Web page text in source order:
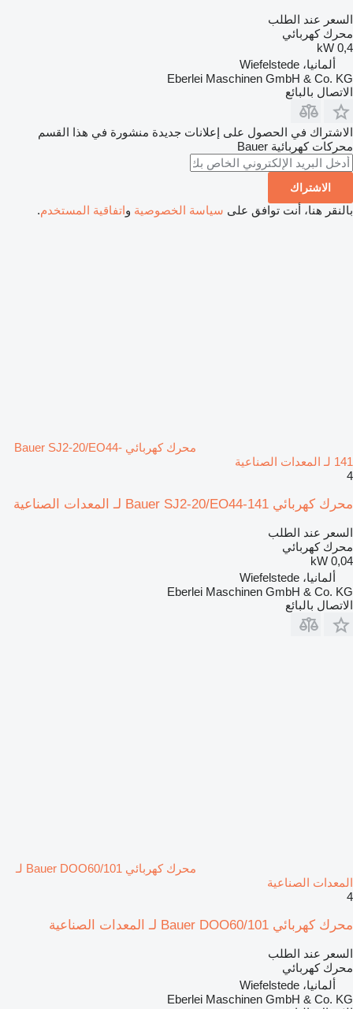
السعر عند الطلب
محرك كهربائي
0,4 kW
ألمانيا، Wiefelstede
Eberlei Maschinen GmbH & Co. KG
الاتصال بالبائع
الاشتراك في الحصول على إعلانات جديدة منشورة في هذا القسم
محركات كهربائية Bauer
الاشتراك
بالنقر هنا، أنت توافق على سياسة الخصوصية واتفاقية المستخدم.
محرك كهربائي Bauer SJ2-20/EO44-
141 لـ المعدات الصناعية
4
محرك كهربائي Bauer SJ2-20/EO44-141 لـ المعدات الصناعية
السعر عند الطلب
محرك كهربائي
0,04 kW
ألمانيا، Wiefelstede
Eberlei Maschinen GmbH & Co. KG
الاتصال بالبائع
محرك كهربائي Bauer DOO60/101 لـ
المعدات الصناعية
4
محرك كهربائي Bauer DOO60/101 لـ المعدات الصناعية
السعر عند الطلب
محرك كهربائي
ألمانيا، Wiefelstede
Eberlei Maschinen GmbH & Co. KG